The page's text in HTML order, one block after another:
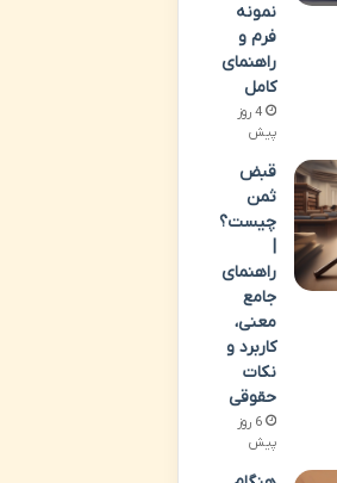
نمونه
فرم و
راهنمای
کامل
4 روز
پیش
قبض
ثمن
چیست؟
|
راهنمای
جامع
معنی،
کاربرد و
نکات
حقوقی
6 روز
پیش